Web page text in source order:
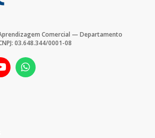
Comercial — Departamento
03.648.344/0001-08